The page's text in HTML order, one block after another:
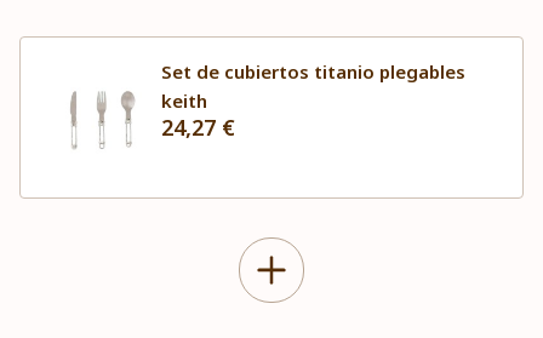
Set de cubiertos titanio plegables
keith
24,27 €